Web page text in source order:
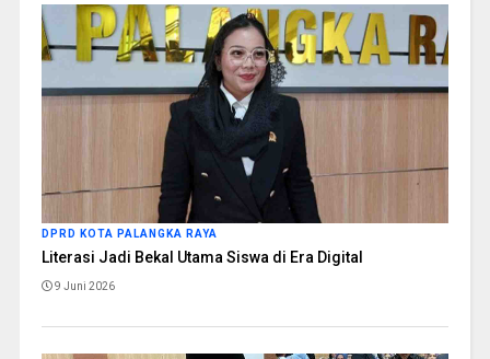
DPRD KOTA PALANGKA RAYA
Literasi Jadi Bekal Utama Siswa di Era Digital
9 Juni 2026